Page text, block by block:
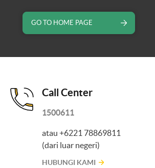
GO TO HOME PAGE
Call Center
1500611
atau +6221 78869811
(dari luar negeri)
HUBUNGI KAMI